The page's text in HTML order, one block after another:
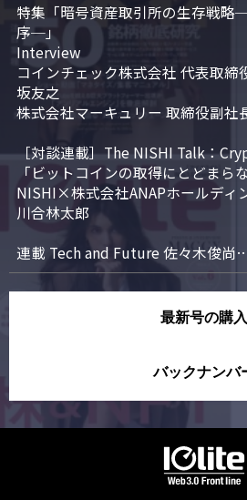
特集「暗号資産取引所の生存戦略
序─」
Interview
コインチェック株式会社 代表取締
坂友之
株式会社マーキュリー 取締役副社
［対談連載］The NISHI Talk：
「ビットコインの取得にとどまら
NISHI×株式会社ANAPホールディ
川合林太郎
連載 Tech and Future 佐々木俊尚
最新号の購入
バックナンバ